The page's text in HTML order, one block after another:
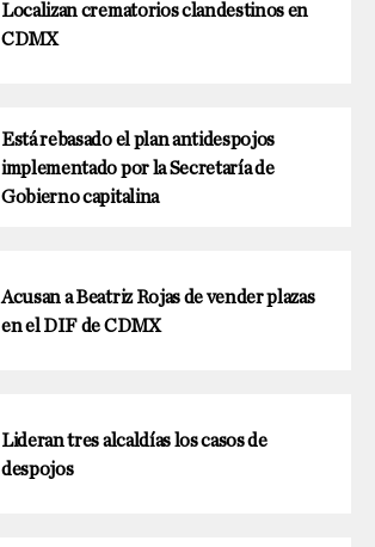
Localizan crematorios clandestinos en
CDMX
Está rebasado el plan antidespojos
implementado por la Secretaría de
Gobierno capitalina
Acusan a Beatriz Rojas de vender plazas
en el DIF de CDMX
Lideran tres alcaldías los casos de
despojos